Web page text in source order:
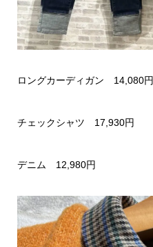
ロングカーディガン 14,080円
チェックシャツ 17,930円
デニム 12,980円